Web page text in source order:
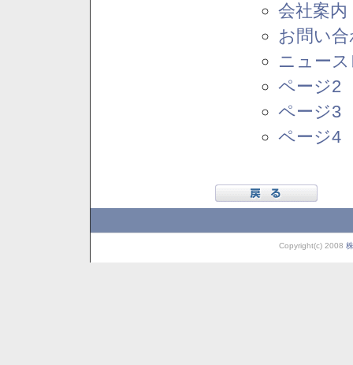
会社案内
お問い
ニュー
ページ2
ページ3
ページ4
Copyright(c) 2008